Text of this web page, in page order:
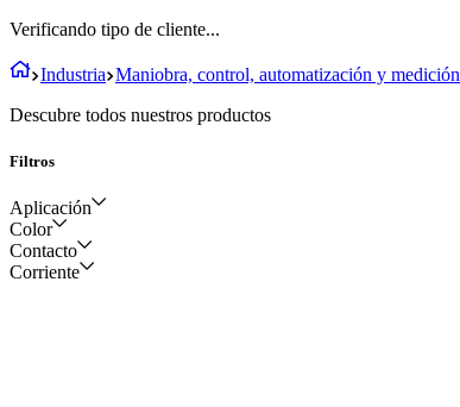
Verificando tipo de cliente...
Industria Maniobra, control, automatización y medición
Descubre todos nuestros productos
Filtros
Aplicación
Para tableros
Color
Rojo
Contacto
Corriente